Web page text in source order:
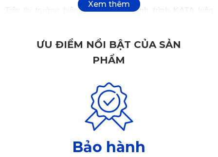
Trên thị trường hiện nay,camera hành trình KATA
camera hành trình dành cho Mitsubishi Xforce, KATA mang
đến loạt sản phẩm cao cấp như KD001 Pro, KDR01, KD002
đến trải nghiệm lái xe an toàn, tiện nghi và hiện đại.
1.1. Thiết kế nhỏ gọn, tinh tế
KATA luôn đặt yếu tố thẩm mỹ và sự tiện dụng lên hàng đầu
trong thiết kế. Các mẫu camera hành trình Mitsubishi Xforce
ƯU ĐIỂM NỔI BẬT CỦA SẢN
PHẨM
Bảo hành